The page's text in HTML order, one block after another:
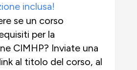
inclusa!
se un corso
per la
CIMHP? Inviate una
al titolo del corso, al